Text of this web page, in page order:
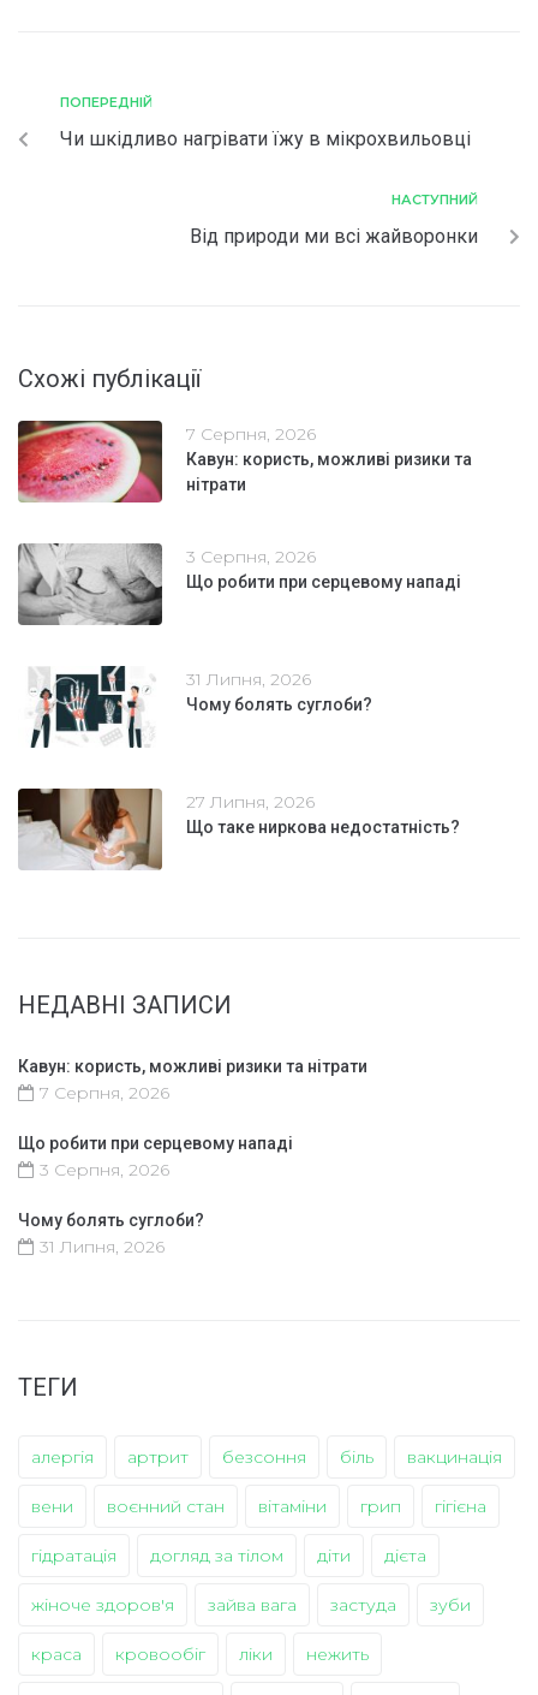
ПОПЕРЕДНІЙ
Чи шкідливо нагрівати їжу в мікрохвильовці
НАСТУПНИЙ
Від природи ми всі жайворонки
Схожі публікації
7 Серпня, 2026
Кавун: користь, можливі ризики та
нітрати
3 Серпня, 2026
Що робити при серцевому нападі
31 Липня, 2026
Чому болять суглоби?
27 Липня, 2026
Що таке ниркова недостатність?
НЕДАВНІ ЗАПИСИ
Кавун: користь, можливі ризики та нітрати
7 Серпня, 2026
Що робити при серцевому нападі
3 Серпня, 2026
Чому болять суглоби?
31 Липня, 2026
ТЕГИ
алергія артрит безсоння біль вакцинація
вени воєнний стан вітаміни грип гігієна
гідратація догляд за тілом діти дієта
жіноче здоров'я зайва вага застуда зуби
краса кровообіг ліки нежить